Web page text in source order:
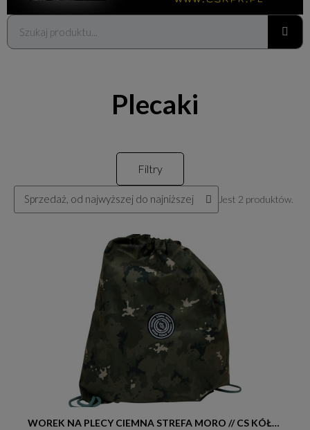
Plecaki
Jest 2 produktów.
Filtry
Do koszyka WOREK NA PLECY CIEMNA STREFA MORO // CS KÓŁKO